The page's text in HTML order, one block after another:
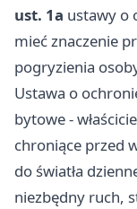
ust. 1a ustawy o
mieć znaczenie
pogryzienia
Ustawa o
bytowe -
chroniące przed
do światła
niezbędny ruch,